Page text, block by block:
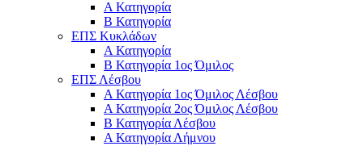
Α Κατηγορία
Β Κατηγορία
ΕΠΣ Κυκλάδων
Α Κατηγορία
Β Κατηγορία 1ος Όμιλος
ΕΠΣ Λέσβου
Α Κατηγορία 1ος Όμιλος Λέσβου
Α Κατηγορία 2ος Όμιλος Λέσβου
B Κατηγορία Λέσβου
Α Κατηγορία Λήμνου